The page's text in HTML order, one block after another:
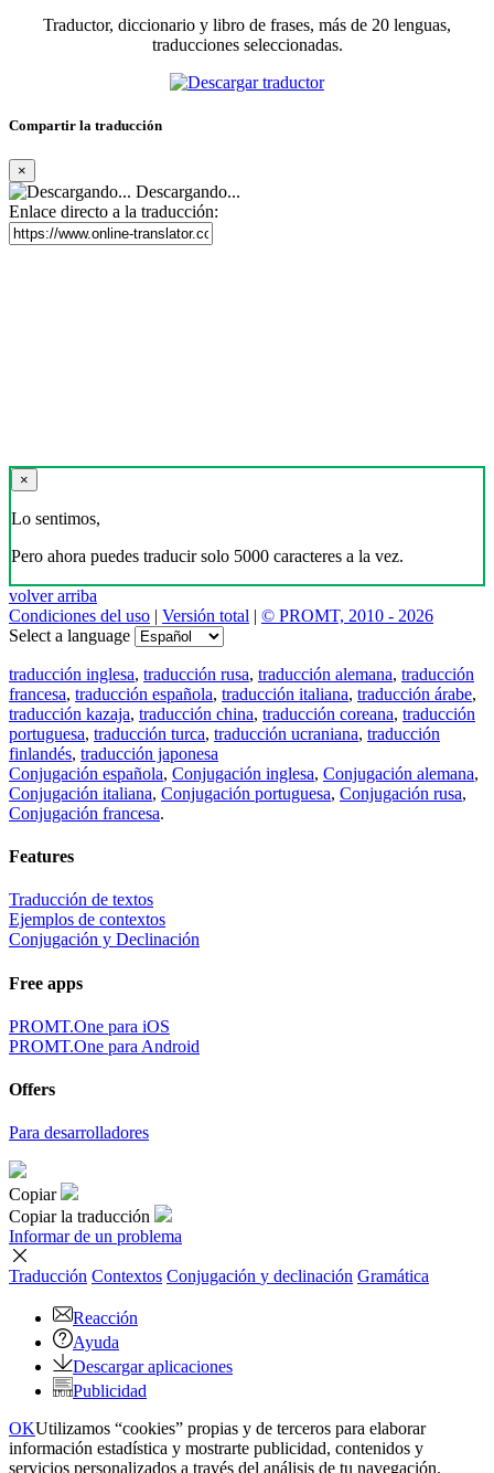
Traductor, diccionario y libro de frases, más de 20 lenguas,
traducciones seleccionadas.
Compartir la traducción
×
Descargando...
Enlace directo a la traducción:
×
Lo sentimos,
Pero ahora puedes traducir solo 5000 caracteres a la vez.
volver arriba
Condiciones del uso | Versión total | © PROMT, 2010 - 2026
Select a language
traducción inglesa, traducción rusa, traducción alemana, traducción
francesa, traducción española, traducción italiana, traducción árabe,
traducción kazaja, traducción china, traducción coreana, traducción
portuguesa, traducción turca, traducción ucraniana, traducción
finlandés, traducción japonesa
Conjugación española, Conjugación inglesa, Conjugación alemana,
Conjugación italiana, Conjugación portuguesa, Conjugación rusa,
Conjugación francesa.
Features
Traducción de textos
Ejemplos de contextos
Conjugación y Declinación
Free apps
PROMT.One para iOS
PROMT.One para Android
Offers
Para desarrolladores
Copiar
Copiar la traducción
Informar de un problema
Traducción Contextos Conjugación y declinación Gramática
Reacción
Ayuda
Descargar aplicaciones
Publicidad
OKUtilizamos “cookies” propias y de terceros para elaborar
información estadística y mostrarte publicidad, contenidos y
servicios personalizados a través del análisis de tu navegación.